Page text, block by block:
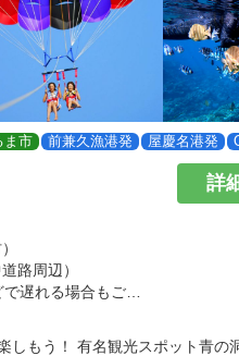
ま市 前兼久漁港発 屋慶名港発
路周辺）
詳
しもう！ 有名観光スポット青の